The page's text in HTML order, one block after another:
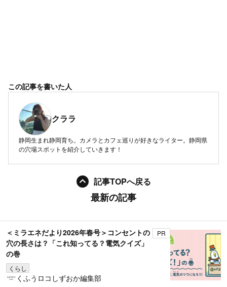
この記事を書いた人
クララ
静岡生まれ静岡育ち。カメラとカフェ巡りが好きなライター。静岡県
の穴場スポットを紹介していきます！
記事TOPへ戻る
最新の記事
＜ミラエネだより2026年春号＞コンセントの
穴の長さは？「これ知ってる？電気クイズ」
の巻
くらし
PR
くふうロコしずおか編集部